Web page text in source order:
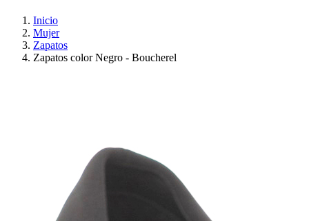
Inicio
Mujer
Zapatos
Zapatos color Negro - Boucherel